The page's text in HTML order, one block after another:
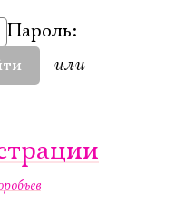
Пароль:
или